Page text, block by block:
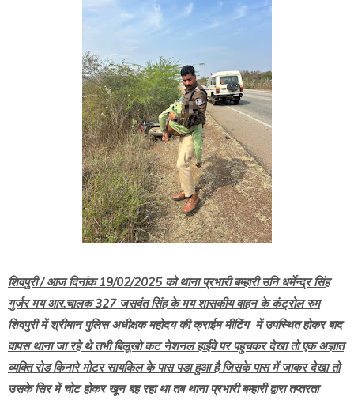
शिवपुरी / आज दिनांक 19/02/2025 को थाना प्रभारी बम्हारी उनि धर्मेन्द्र सिंह
गुर्जर मय आर.चालक 327 जसवंत सिंह के मय शासकीय वाहन के कंट्रोल रुम
शिवपुरी में श्रीमान पुलिस अधीक्षक महोदय की क्राईम मीटिंग में उपस्थित होकर बाद
वापस थाना जा रहे थे तभी बिलूखो कट नेशनल हाईवे पर पहुचकर देखा तो एक अज्ञात
व्यक्ति रोड किनारे मोटर सायकिल के पास पडा हुआ है जिसके पास में जाकर देखा तो
उसके सिर में चोट होकर खून बह रहा था तब थाना प्रभारी बम्हारी द्वारा तप्तरता